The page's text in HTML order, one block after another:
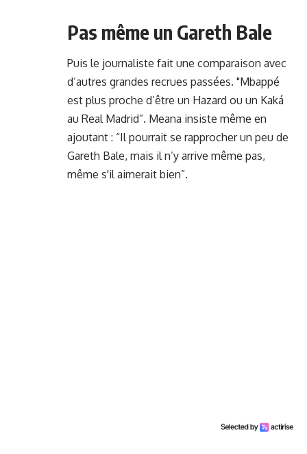
Pas même un Gareth Bale
Puis le journaliste fait une comparaison avec
d’autres grandes recrues passées. "Mbappé
est plus proche d’être un Hazard ou un Kaká
au Real Madrid”. Meana insiste même en
ajoutant : “Il pourrait se rapprocher un peu de
Gareth Bale, mais il n’y arrive même pas,
même s'il aimerait bien”.